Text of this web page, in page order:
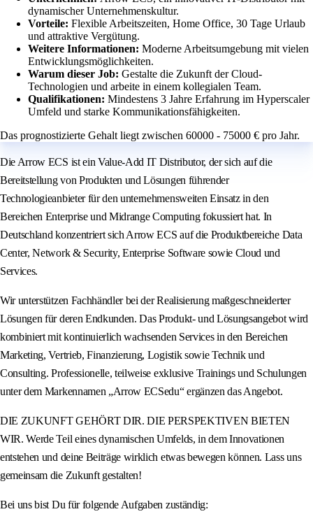
dynamischer Unternehmenskultur.
Vorteile: Flexible Arbeitszeiten, Home Office, 30 Tage Urlaub
und attraktive Vergütung.
Weitere Informationen: Moderne Arbeitsumgebung mit vielen
Entwicklungsmöglichkeiten.
Warum dieser Job: Gestalte die Zukunft der Cloud-
Technologien und arbeite in einem kollegialen Team.
Qualifikationen: Mindestens 3 Jahre Erfahrung im Hyperscaler
Umfeld und starke Kommunikationsfähigkeiten.
Das prognostizierte Gehalt liegt zwischen 60000 - 75000 € pro Jahr.
Die Arrow ECS ist ein Value-Add IT Distributor, der sich auf die
Bereitstellung von Produkten und Lösungen führender
Technologieanbieter für den unternehmensweiten Einsatz in den
Bereichen Enterprise und Midrange Computing fokussiert hat. In
Deutschland konzentriert sich Arrow ECS auf die Produktbereiche Data
Center, Network & Security, Enterprise Software sowie Cloud und
Services.
Wir unterstützen Fachhändler bei der Realisierung maßgeschneiderter
Lösungen für deren Endkunden. Das Produkt- und Lösungsangebot wird
kombiniert mit kontinuierlich wachsenden Services in den Bereichen
Marketing, Vertrieb, Finanzierung, Logistik sowie Technik und
Consulting. Professionelle, teilweise exklusive Trainings und Schulungen
unter dem Markennamen „Arrow ECSedu“ ergänzen das Angebot.
DIE ZUKUNFT GEHÖRT DIR. DIE PERSPEKTIVEN BIETEN
WIR. Werde Teil eines dynamischen Umfelds, in dem Innovationen
entstehen und deine Beiträge wirklich etwas bewegen können. Lass uns
gemeinsam die Zukunft gestalten!
Bei uns bist Du für folgende Aufgaben zuständig: